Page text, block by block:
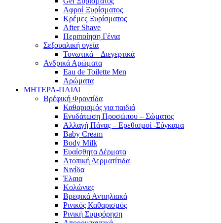
Αφροί Ξυρίσματος
Κρέμες Ξυρίσματος
After Shave
Περιποίηση Γένια
Σεξουαλική υγεία
Τονωτικά – Διεγερτικά
Ανδρικά Αρώματα
Eau de Toilette Men
Αρώματα
ΜΗΤΕΡΑ-ΠΑΙΔΙ
Βρέφική Φροντίδα
Καθαρισμός για παιδιά
Ενυδάτωση Προσώπου – Σώματος
Αλλαγή Πάνας – Ερεθισμοί -Σύγκαμα
Baby Cream
Body Milk
Ευαίσθητα Δέρματα
Ατοπική Δερματίτιδα
Νινίδα
Έλαια
Κολώνιες
Βρεφικά Αντιηλιακά
Ρινικός Καθαρισμός
Ρινική Συμφόρηση